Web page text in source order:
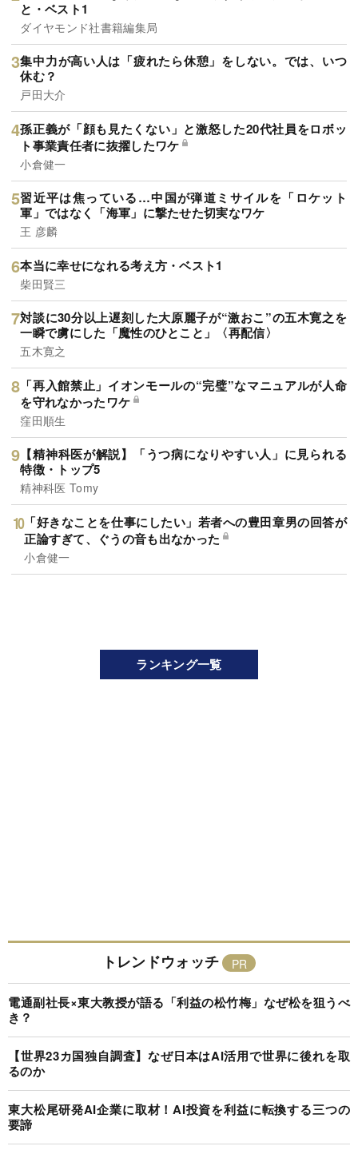
と・ベスト1
ダイヤモンド社書籍編集局
集中力が高い人は「疲れたら休憩」をしない。では、いつ
休む？
戸田大介
孫正義が「顔も見たくない」と激怒した20代社員をロボッ
ト事業責任者に抜擢したワケ
小倉健一
習近平は焦っている…中国が弾道ミサイルを「ロケット
軍」ではなく「海軍」に撃たせた切実なワケ
王 彦麟
本当に幸せになれる考え方・ベスト1
柴田賢三
対談に30分以上遅刻した大原麗子が“激おこ”の五木寛之を
一瞬で虜にした「魔性のひとこと」〈再配信〉
五木寛之
「再入館禁止」イオンモールの“完璧”なマニュアルが人命
を守れなかったワケ
窪田順生
【精神科医が解説】「うつ病になりやすい人」に見られる
特徴・トップ5
精神科医 Tomy
「好きなことを仕事にしたい」若者への豊田章男の回答が
正論すぎて、ぐうの音も出なかった
小倉健一
ランキング一覧
トレンドウォッチ
電通副社長×東大教授が語る「利益の松竹梅」なぜ松を狙うべ
き？
【世界23カ国独自調査】なぜ日本はAI活用で世界に後れを取
るのか
東大松尾研発AI企業に取材！AI投資を利益に転換する三つの
要諦